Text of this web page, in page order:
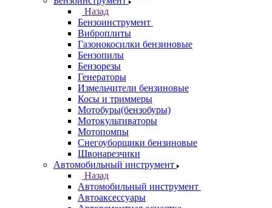
Назад
Бензоинструмент
Виброплиты
Газонокосилки бензиновые
Бензопилы
Бензорезы
Генераторы
Измельчители бензиновые
Косы и триммеры
Мотобуры(бензобуры)
Мотокультиваторы
Мотопомпы
Снегоуборщики бензиновые
Швонарезчики
Автомобильный инструмент
Назад
Автомобильный инструмент
Автоаксессуары